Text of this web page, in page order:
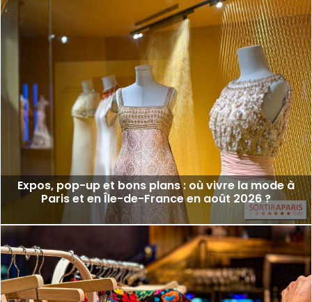
Expos, pop-up et bons plans : où vivre la mode à
Paris et en Île-de-France en août 2026 ?